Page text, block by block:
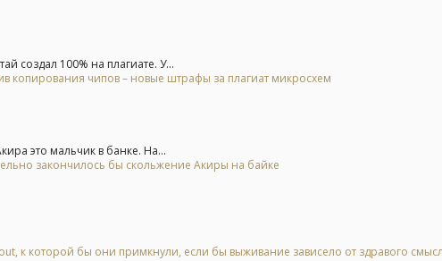
создал 100% на плагиате. У...
копирования чипов – новые штрафы за плагиат микросхем
это мальчик в банке. На...
закончилось бы скольжение Акиры на байке
к которой бы они примкнули, если бы выживание зависело от здравого